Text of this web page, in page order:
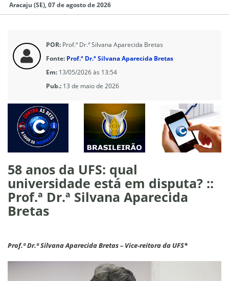
Aracaju (SE), 07 de agosto de 2026
POR: Prof.ª Dr.ª Silvana Aparecida Bretas
Fonte: Prof.ª Dr.ª Silvana Aparecida Bretas
Em: 13/05/2026 às 13:54
Pub.: 13 de maio de 2026
58 anos da UFS: qual
universidade está em disputa? ::
Prof.ª Dr.ª Silvana Aparecida
Bretas
Prof.ª Dr.ª Silvana Aparecida Bretas – Vice-reitora da UFS*